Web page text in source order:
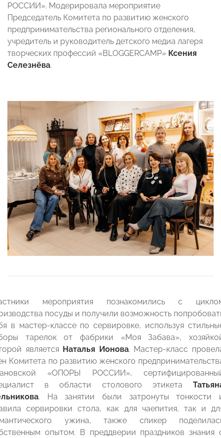
РОССИИ». Модерировала мероприятие
Председатель Комитета по развитию женского
предпринимательства регионального отделения,
учредитель и руководитель детского медиа лагеря
творческих профессий «BLOGGERCAMP» Ксения
Селезнёва.
мероприятия познакомились с
посуды и получили возможность
в мастер-классе по сервировке, используя
тарелок от фабрики «Моя Забава»,
является Наталья Ионова. Мастер-класс
Комитета по развитию женского
«ОПОРЫ РОССИИ»,
в области столового этикета
. На занятии были затронуты тонкости
сервировки стола, как для чаепития, так и
ужина, также спикер
опытом. В преддверии праздников знания